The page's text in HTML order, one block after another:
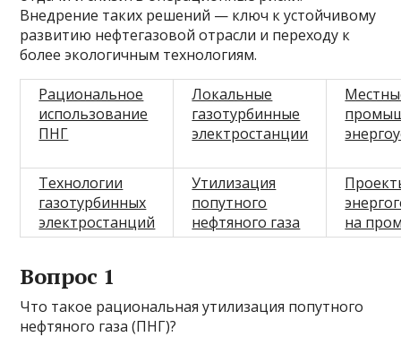
Внедрение таких решений — ключ к устойчивому
развитию нефтегазовой отрасли и переходу к
более экологичным технологиям.
Рациональное
использование
ПНГ
Локальные
газотурбинные
электростанции
Технологии
газотурбинных
электростанций
Утилизация
попутного
нефтяного газа
на
Вопрос 1
Что такое рациональная утилизация попутного
нефтяного газа (ПНГ)?